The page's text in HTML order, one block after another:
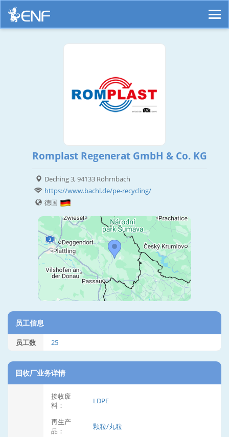
Romplast Regenerat GmbH & Co. KG
Deching 3, 94133 Röhrnbach
https://www.bachl.de/pe-recycling/
德国
员工信息
员工数 25
回收厂业务详情
接收废
料：
LDPE
再生产
品：
颗粒/丸粒